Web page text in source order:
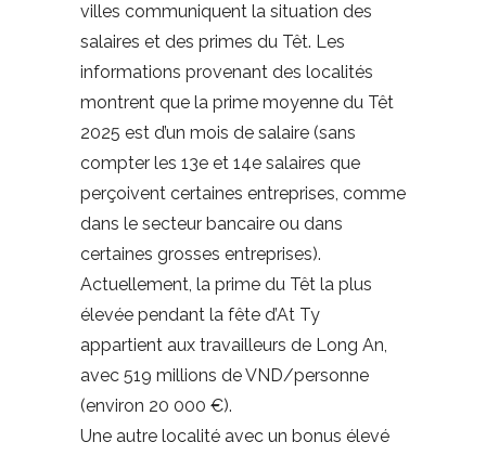
villes communiquent la situation des
salaires et des primes du Têt. Les
informations provenant des localités
montrent que la prime moyenne du Têt
2025 est d’un mois de salaire (sans
compter les 13e et 14e salaires que
perçoivent certaines entreprises, comme
dans le secteur bancaire ou dans
certaines grosses entreprises).
Actuellement, la prime du Têt la plus
élevée pendant la fête d’At Ty
appartient aux travailleurs de Long An,
avec 519 millions de VND/personne
(environ 20 000 €).
Une autre localité avec un bonus élevé